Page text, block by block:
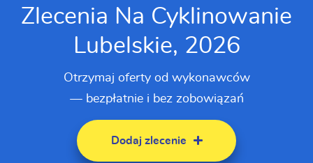
Zlecenia Na Cyklinowanie
Lubelskie, 2026
Otrzymaj oferty od wykonawców
— bezpłatnie i bez zobowiązań
Dodaj zlecenie